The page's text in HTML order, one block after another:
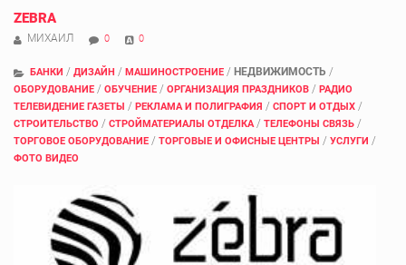
ZEBRA
МИХАИЛ 0 0
БАНКИ / ДИЗАЙН / МАШИНОСТРОЕНИЕ / НЕДВИЖИМОСТЬ /
ОБОРУДОВАНИЕ / ОБУЧЕНИЕ / ОРГАНИЗАЦИЯ ПРАЗДНИКОВ / РАДИО
ТЕЛЕВИДЕНИЕ ГАЗЕТЫ / РЕКЛАМА И ПОЛИГРАФИЯ / СПОРТ И ОТДЫХ /
СТРОИТЕЛЬСТВО / СТРОЙМАТЕРИАЛЫ ОТДЕЛКА / ТЕЛЕФОНЫ СВЯЗЬ /
ТОРГОВОЕ ОБОРУДОВАНИЕ / ТОРГОВЫЕ И ОФИСНЫЕ ЦЕНТРЫ / УСЛУГИ /
ФОТО ВИДЕО